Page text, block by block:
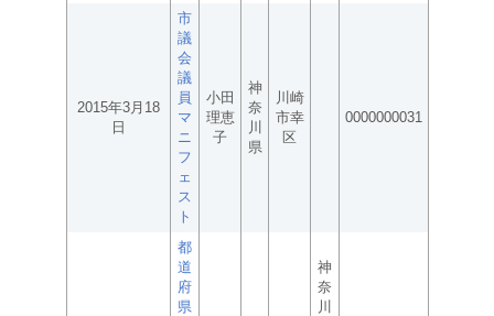
2015年3月18
日
市
議
会
議
員
マ
ニ
フ
ェ
ス
ト
小田
理恵
子
神
奈
川
県
川崎
市幸
区
0000000031
都
道
府
県
神
奈
川